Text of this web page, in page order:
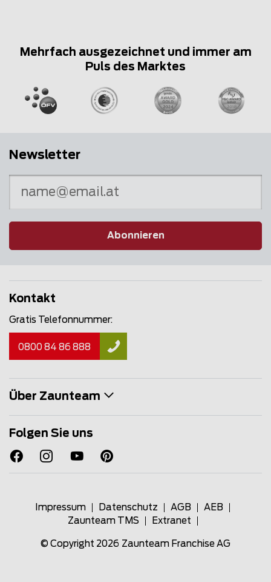
Mehrfach ausgezeichnet und immer am
Puls des Marktes
Newsletter
Abonnieren
Kontakt
Gratis Telefonnummer:
0800 84 86 888
Über Zaunteam
Folgen Sie uns
Impressum Datenschutz AGB
AEB
Zaunteam TMS
Extranet
© Copyright 2026 Zaunteam Franchise AG